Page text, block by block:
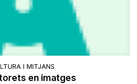
I MITJANS
en imatges